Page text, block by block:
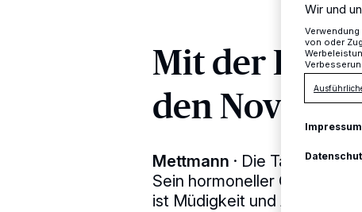
Mit der
den
Mettmann · Die Tage
Sein hormoneller
ist Müdigkeit und
Wir und
von oder
Impressum